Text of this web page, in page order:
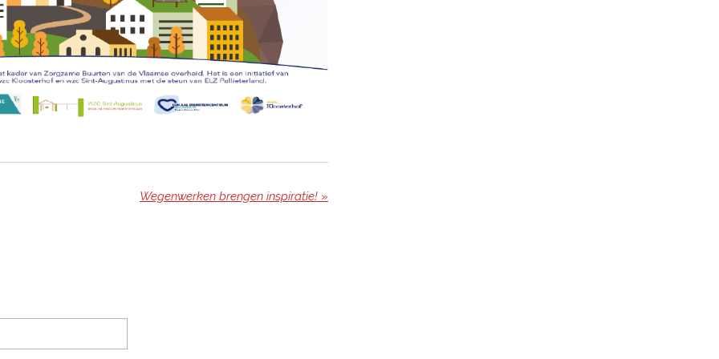
Wegenwerken brengen inspiratie! »